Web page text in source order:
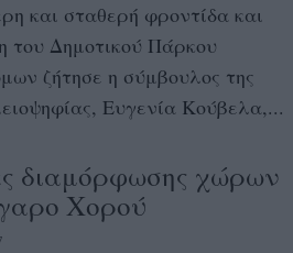
και σταθερή φροντίδα και
του Δημοτικού Πάρκου
ζήτησε η σύμβουλος της
Ευγενία Κούβελα,...
διαμόρφωσης χώρων
Χορού